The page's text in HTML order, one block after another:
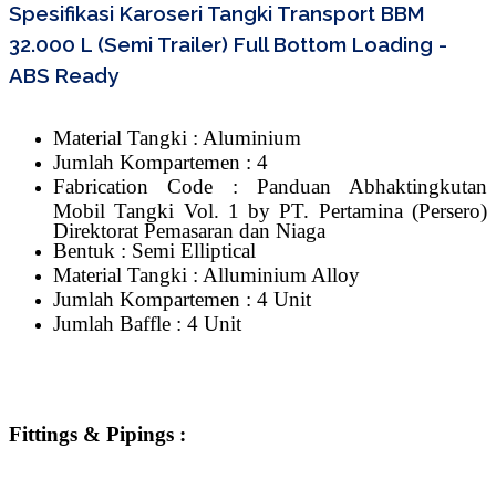
Spesifikasi Karoseri Tangki Transport BBM
32.000 L (Semi Trailer) Full Bottom Loading -
ABS Ready
Material Tangki : Aluminium
Jumlah Kompartemen : 4
Fabrication Code : Panduan Abhaktingkutan
Mobil Tangki Vol. 1 by PT. Pertamina (Persero)
Direktorat Pemasaran dan Niaga
Bentuk : Semi Elliptical
Material Tangki : Alluminium Alloy
Jumlah Kompartemen : 4 Unit
Jumlah Baffle : 4 Unit
Fittings & Pipings :